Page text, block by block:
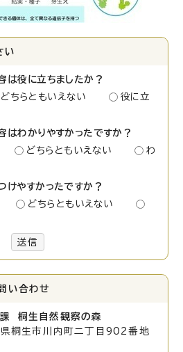
い
は役に立ちましたか？
どちらともいえない
役に立
はわかりやすかったですか？
どちらともいえない
わ
けやすかったですか？
どちらともいえない
送信
い合わせ
桐生自然観察の森
生市川内町二丁目902番地